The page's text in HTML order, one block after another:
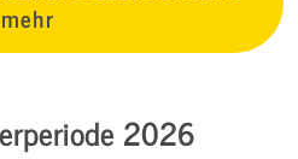
mehr
2026